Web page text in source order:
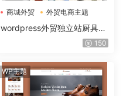
商城外贸
外贸电商主题
网站源码
wordpress外贸独立站厨具类
网站模板多语言主题整站源码
150
WP主题